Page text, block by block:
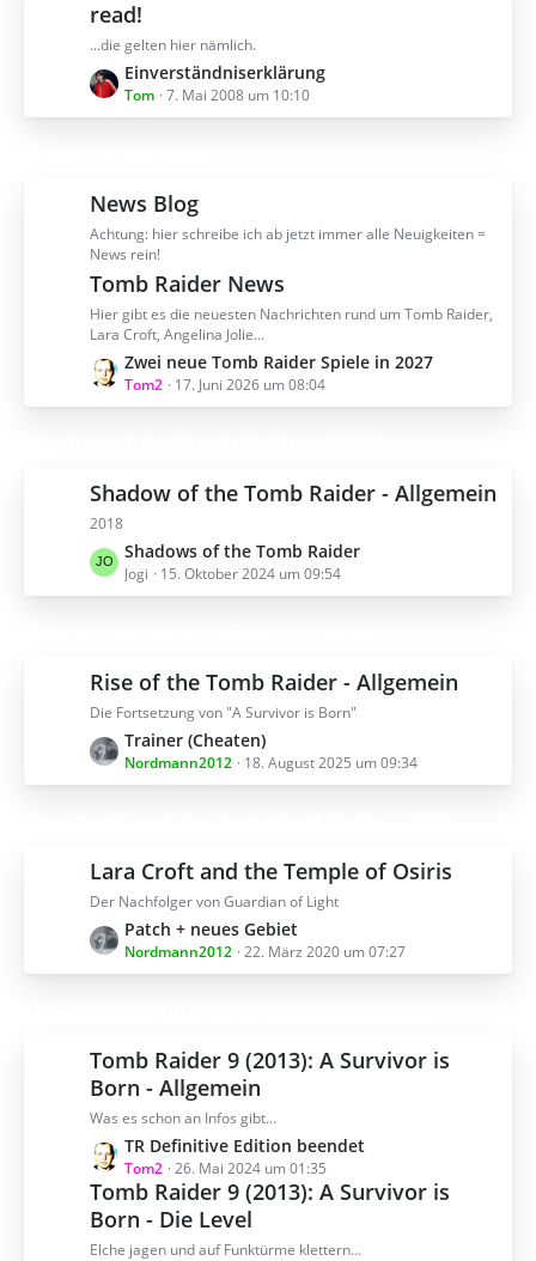
e
i
t
r
ä
read!
...die gelten hier nämlich.
L
e
t
e
B
e
i
t
r
ä
g
e
Einverständniserklärung
Tom 7. Mai 2008 um 10:10
News Blog
Achtung: hier schreibe ich ab jetzt immer alle Neuigkeiten =
News rein!
Tomb Raider News
Hier gibt es die neuesten Nachrichten rund um Tomb Raider,
Lara Croft, Angelina Jolie...
L
e
t
e
B
e
i
t
r
e
Zwei neue Tomb Raider Spiele in 2027
Tom2 17. Juni 2026 um 08:04
Shadow of the Tomb Raider - Allgemein
2018
L
e
t
e
B
e
i
t
r
e
Shadows of the Tomb Raider
Jogi 15. Oktober 2024 um 09:54
Rise of the Tomb Raider - Allgemein
Die Fortsetzung von "A Survivor is Born"
L
e
t
e
B
e
i
t
r
e
Trainer (Cheaten)
Nordmann2012 18. August 2025 um 09:34
Lara Croft and the Temple of Osiris
Der Nachfolger von Guardian of Light
L
e
t
e
B
e
i
t
r
ä
g
e
Patch + neues Gebiet
Nordmann2012 22. März 2020 um 07:27
Tomb Raider 9 (2013): A Survivor is
Born - Allgemein
Was es schon an Infos gibt…
L
e
t
z
t
TR Definitive Edition beendet
Tom2 26. Mai 2024 um 01:35
Tomb Raider 9 (2013): A Survivor is
Born - Die Level
Elche jagen und auf Funktürme klettern...